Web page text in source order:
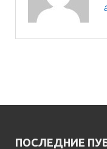
ПОСЛЕДНИЕ